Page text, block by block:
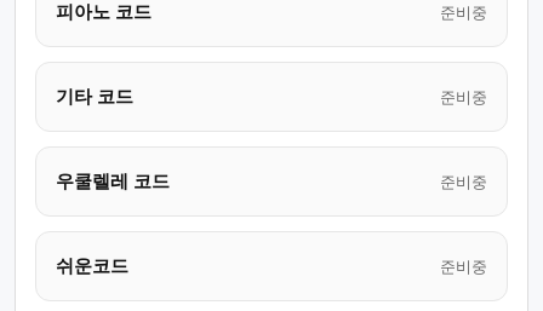
피아노 코드 준비중
기타 코드 준비중
우쿨렐레 코드 준비중
쉬운코드 준비중